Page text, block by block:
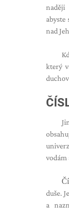
naději
abyste
nad
který
vodám
duše.
a